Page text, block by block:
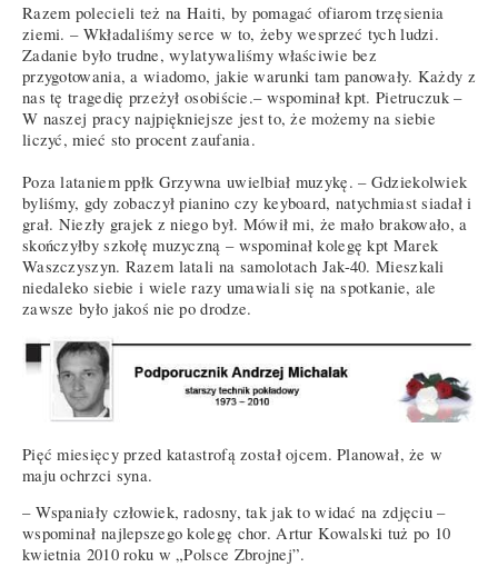
Razem polecieli też na Haiti, by pomagać ofiarom trzęsienia
ziemi. – Wkładaliśmy serce w to, żeby wesprzeć tych ludzi.
Zadanie było trudne, wylatywaliśmy właściwie bez
przygotowania, a wiadomo, jakie warunki tam panowały. Każdy z
nas tę tragedię przeżył osobiście.– wspominał kpt. Pietruczuk –
W naszej pracy najpiękniejsze jest to, że możemy na siebie
liczyć, mieć sto procent zaufania.
Poza lataniem ppłk Grzywna uwielbiał muzykę. – Gdziekolwiek
byliśmy, gdy zobaczył pianino czy keyboard, natychmiast siadał i
grał. Niezły grajek z niego był. Mówił mi, że mało brakowało, a
skończyłby szkołę muzyczną – wspominał kolegę kpt Marek
Waszczyszyn. Razem latali na samolotach Jak-40. Mieszkali
niedaleko siebie i wiele razy umawiali się na spotkanie, ale
zawsze było jakoś nie po drodze.
Pięć miesięcy przed katastrofą został ojcem. Planował, że w
maju ochrzci syna.
– Wspaniały człowiek, radosny, tak jak to widać na zdjęciu –
wspominał najlepszego kolegę chor. Artur Kowalski tuż po 10
kwietnia 2010 roku w „Polsce Zbrojnej”.